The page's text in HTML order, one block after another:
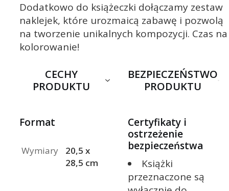
Dodatkowo do książeczki dołączamy zestaw
naklejek, które urozmaicą zabawę i pozwolą
na tworzenie unikalnych kompozycji. Czas na
kolorowanie!
CECHY
PRODUKTU
Format
Wymiary
20,5 x
28,5 cm
BEZPIECZEŃSTWO
PRODUKTU
Certyfikaty i
ostrzeżenie
bezpieczeństwa
Książki
przeznaczone są